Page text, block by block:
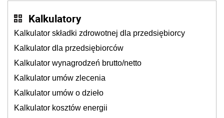
Kalkulatory
Kalkulator składki zdrowotnej dla przedsiębiorcy
Kalkulator dla przedsiębiorców
Kalkulator wynagrodzeń brutto/netto
Kalkulator umów zlecenia
Kalkulator umów o dzieło
Kalkulator kosztów energii